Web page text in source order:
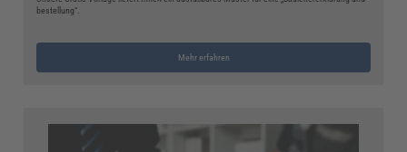
bestellung“.
Mehr erfahren